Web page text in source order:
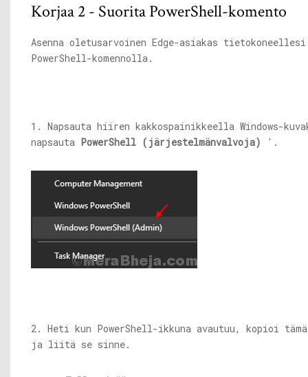
Korjaa 2 - Suorita PowerShell-komento
Asenna oletusarvoinen Edge-asiakas
PowerShell-komennolla.
1. Napsauta hiiren kakkospainikkeella Windows-
napsauta PowerShell (järjestelmänvalvoja) '.
2. Heti kun PowerShell-ikkuna avautuu, kopioi tämä
ja liitä se sinne.